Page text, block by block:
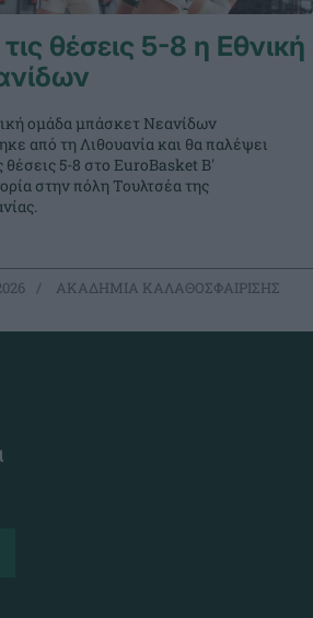
τις θέσεις 5-8 η Εθνική
ομάδα μπάσκετ Νεανίδων
από τη Λιθουανία και θα παλέψει
θέσεις 5-8 στο EuroBasket Β'
στην πόλη Τουλτσέα της
ΑΚΑΔΗΜΙΑ ΚΑΛΑΘΟΣΦΑΙΡΙΣΗΣ